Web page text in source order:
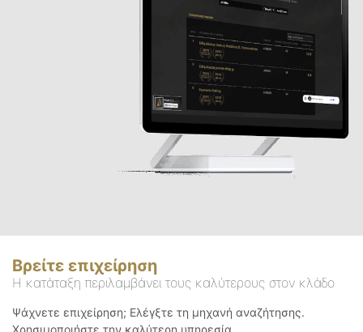
Βρείτε επιχείρηση
Η κατάταξη περιλαμβάνει τους καλύτερους στον κλάδο
Ψάχνετε επιχείρηση; Ελέγξτε τη μηχανή αναζήτησης.
Χρησιμοποιήστε την καλύτερη υπηρεσία